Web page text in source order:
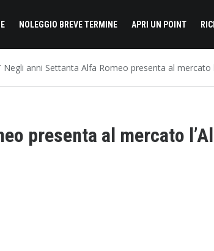
NOLEGGIO BREVE TERMINE APRI UN POINT
Negli anni Settanta Alfa Romeo presenta al mercato
presenta al mercato